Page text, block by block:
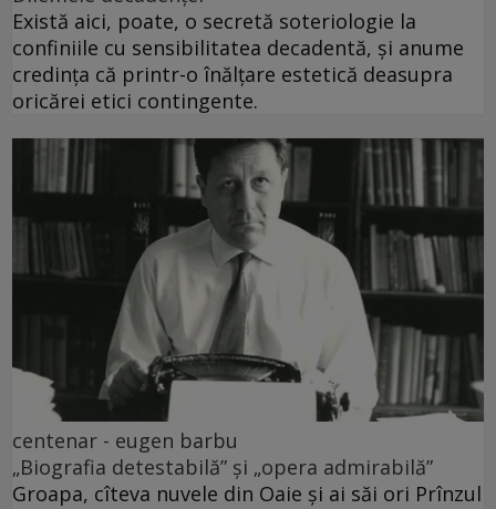
Există aici, poate, o secretă soteriologie la
confiniile cu sensibilitatea decadentă, și anume
credința că printr-o înălțare estetică deasupra
oricărei etici contingente.
centenar - eugen barbu
„Biografia detestabilă” și „opera admirabilă”
Groapa, cîteva nuvele din Oaie și ai săi ori Prînzul